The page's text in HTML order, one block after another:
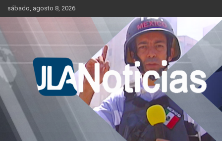
Skip
to
sábado, agosto 8, 2026